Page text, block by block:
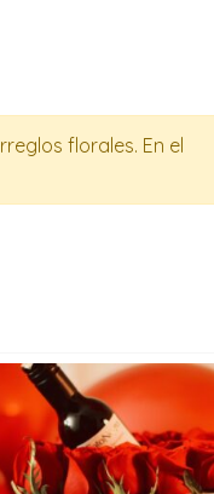
florales. En el